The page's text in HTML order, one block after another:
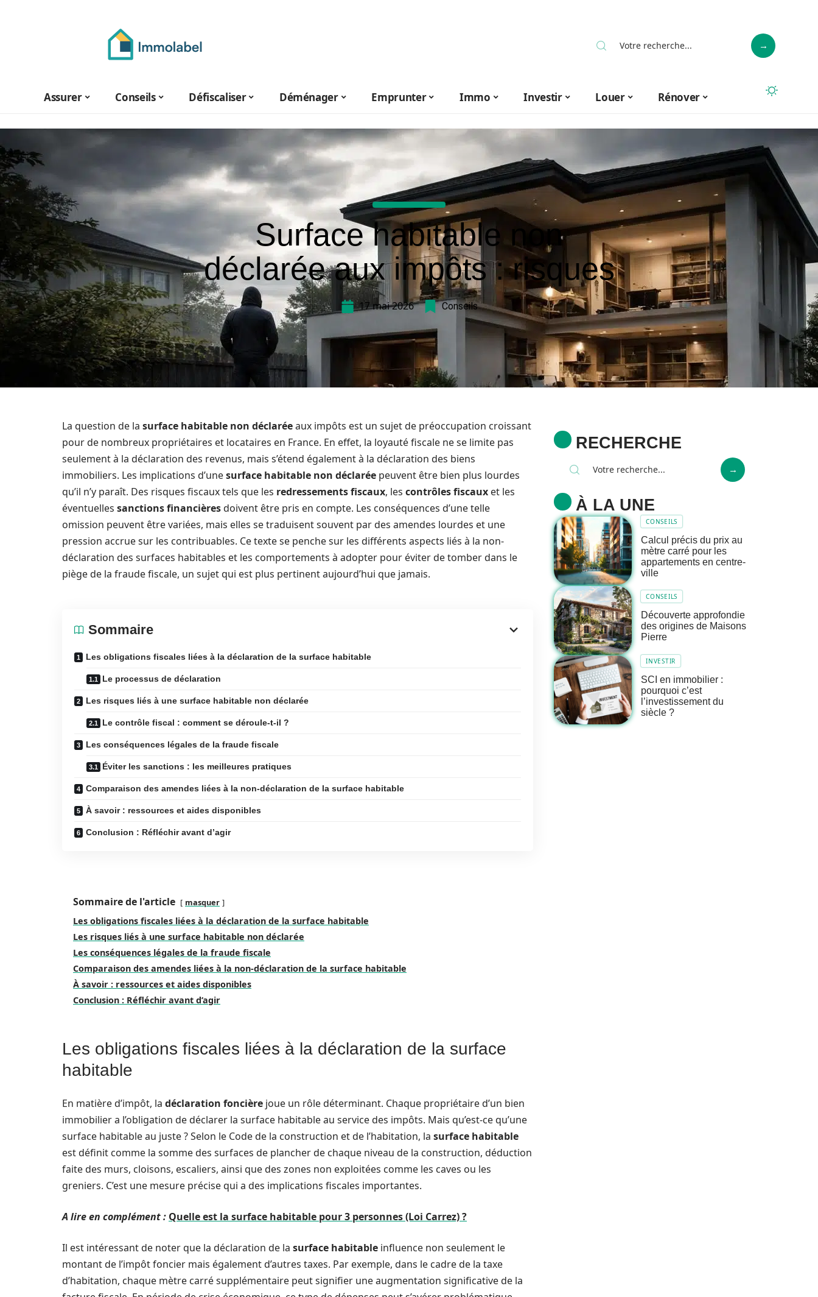
Assurer Conseils Défiscaliser Déménager Emprunter Immo Investir Louer Rénover
Surface habitable non
déclarée aux impôts : risques
17 mai 2026 Conseils
La question de la surface habitable non déclaréeaux impôts est un sujet de préoccupation croissant
pour de nombreux propriétaires et locataires en France. En effet, la loyauté fiscale ne se limite pas
seulement à la déclaration des revenus, mais s’étend également à la déclaration des biens
immobiliers. Les implications d’unesurface habitable non déclarée peuvent être bien plus lourdes
qu’il n’y paraît. Des risques fiscaux tels que les redressements fiscaux, les contrôles fiscaux et les
éventuelles sanctions financièresdoivent être pris en compte. Les conséquences d’une telle
omission peuvent être variées, mais elles se traduisent souvent par des amendes lourdes et une
pression accrue sur les contribuables. Ce texte se penche sur les différents aspects liés à la non-
déclaration des surfaces habitables et les comportements à adopter pour éviter de tomber dans le
piège de la fraude fiscale, un sujet qui est plus pertinent aujourd’hui que jamais.
Sommaire
Les obligations fiscales liées à la déclaration de la surface habitable
Le processus de déclaration
Les risques liés à une surface habitable non déclarée
Le contrôle fiscal : comment se déroule-t-il ?
Les conséquences légales de la fraude fiscale
Éviter les sanctions : les meilleures pratiques
Comparaison des amendes liées à la non-déclaration de la surface habitable
À savoir : ressources et aides disponibles
Conclusion : Réfléchir avant d’agir
Sommaire de l'article masquer
Les obligations fiscales liées à la déclaration de la surface habitable
Les risques liés à une surface habitable non déclarée
Les conséquences légales de la fraude fiscale
Comparaison des amendes liées à la non-déclaration de la surface habitable
À savoir : ressources et aides disponibles
Conclusion : Réfléchir avant d’agir
Les obligations fiscales liées à la déclaration de la surface
habitable
En matière d’impôt, la déclaration foncière joue un rôle déterminant. Chaque propriétaire d’un bien
immobilier a l’obligation de déclarer la surface habitable au service des impôts. Mais qu’est-ce qu’une
surface habitable au juste ? Selon le Code de la construction et de l’habitation, la surface habitable
est définit comme la somme des surfaces de plancher de chaque niveau de la construction, déduction
faite des murs, cloisons, escaliers, ainsi que des zones non exploitées comme les caves ou les
greniers. C’est une mesure précise qui a des implications fiscales importantes.
A lire en complément : Quelle est la surface habitable pour 3 personnes (Loi Carrez) ?
Il est intéressant de noter que la déclaration de la surface habitable influence non seulement le
montant de l’impôt foncier mais également d’autres taxes. Par exemple, dans le cadre de la taxe
d’habitation, chaque mètre carré supplémentaire peut signifier une augmentation significative de la
RECHERCHE
À LA UNE
CONSEILS
Calcul précis du prix au
mètre carré pour les
appartements en centre-
ville
CONSEILS
Découverte approfondie
des origines de Maisons
Pierre
INVESTIR
SCI en immobilier :
pourquoi c’est
l’investissement du
siècle ?